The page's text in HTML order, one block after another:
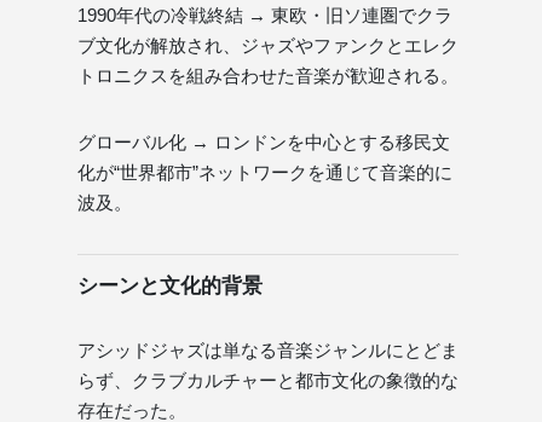
1990年代の冷戦終結 → 東欧・旧ソ連圏でクラ
ブ文化が解放され、ジャズやファンクとエレク
トロニクスを組み合わせた音楽が歓迎される。
グローバル化 → ロンドンを中心とする移民文
化が“世界都市”ネットワークを通じて音楽的に
波及。
シーンと文化的背景
アシッドジャズは単なる音楽ジャンルにとどま
らず、クラブカルチャーと都市文化の象徴的な
存在だった。